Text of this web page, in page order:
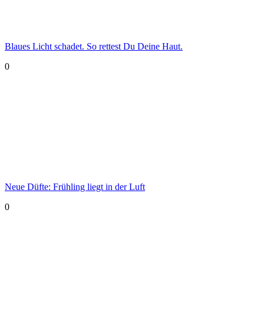
Blaues Licht schadet. So rettest Du Deine Haut.
0
Neue Düfte: Frühling liegt in der Luft
0